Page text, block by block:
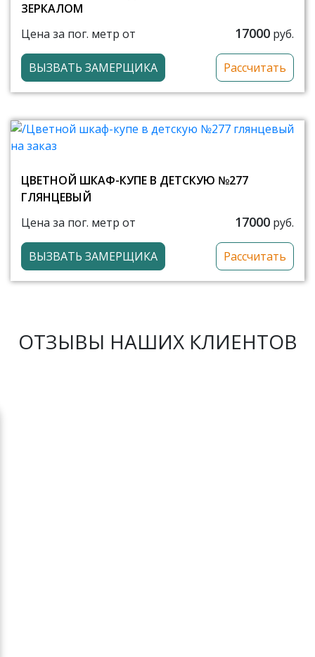
ЗЕРКАЛОМ
Цена за пог. метр от
17000 руб.
ВЫЗВАТЬ ЗАМЕРЩИКА Рассчитать
ЦВЕТНОЙ ШКАФ-КУПЕ В ДЕТСКУЮ №277
ГЛЯНЦЕВЫЙ
Цена за пог. метр от
17000 руб.
ВЫЗВАТЬ ЗАМЕРЩИКА Рассчитать
ОТЗЫВЫ НАШИХ КЛИЕНТОВ